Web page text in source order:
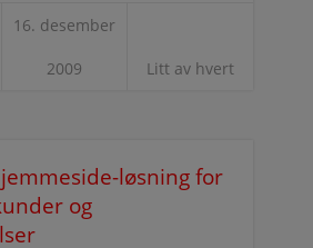
16. desember
2009 Litt av hvert
løsning for
og